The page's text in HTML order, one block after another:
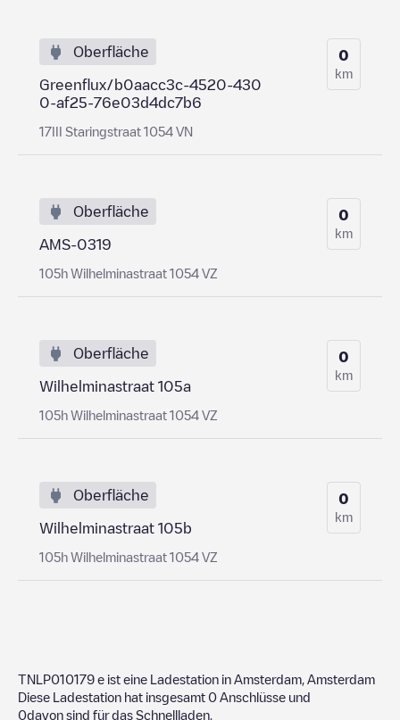
Oberfläche
Greenflux/b0aacc3c-4520-430
0-af25-76e03d4dc7b6
17III Staringstraat 1054 VN
0
km
Oberfläche
AMS-0319
105h Wilhelminastraat 1054 VZ
0
km
Oberfläche
Wilhelminastraat 105a
105h Wilhelminastraat 1054 VZ
0
km
Oberfläche
Wilhelminastraat 105b
105h Wilhelminastraat 1054 VZ
0
km
TNLP010179 e ist eine Ladestation in Amsterdam Amsterdam
Diese Ladestation hat insgesamt 0 Anschlüsse und
0davon sind für das Schnellladen.